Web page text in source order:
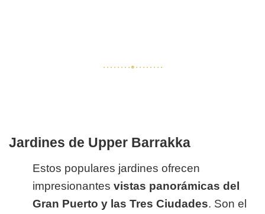
········•········
Jardines de Upper Barrakka
Estos populares jardines ofrecen
impresionantes vistas panorámicas del
Gran Puerto y las Tres Ciudades. Son el